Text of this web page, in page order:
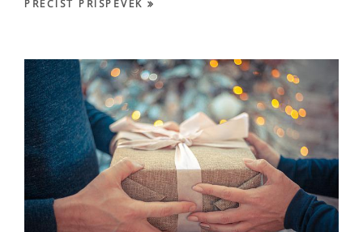
PŘEČÍST PŘÍSPĚVEK